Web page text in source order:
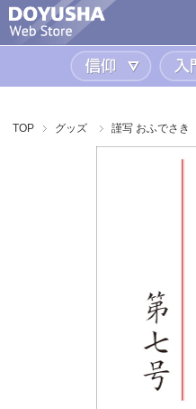
信仰
TOP グッズ 謹写 おふでさき